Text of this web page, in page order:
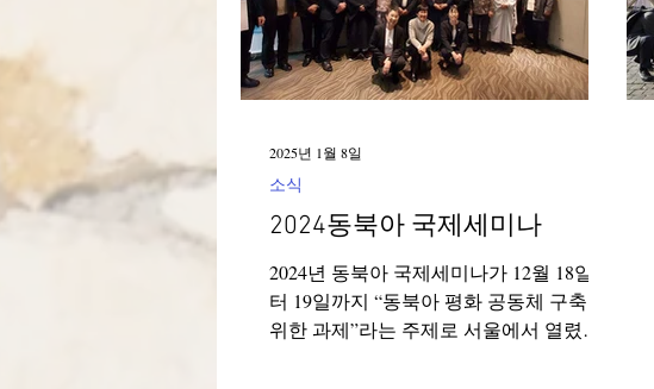
하느님께 봉헌하며 개인의 회심과 새로움
으로 나아가고자 했다. 예식은 정화 → 참
회 → 축복의 순서로 진행되었고, 마지막
에는 함께 손을 잡고 주님의 기도로 마쳤
2024동북아 국제세미나
2024년 동북아 국제세미나가 12월 18일부
터 19일까지 “동북아 평화 공동체 구축을
위한 과제”라는 주제로 서울에서 열렸다.
소식
2025년 1월 8일